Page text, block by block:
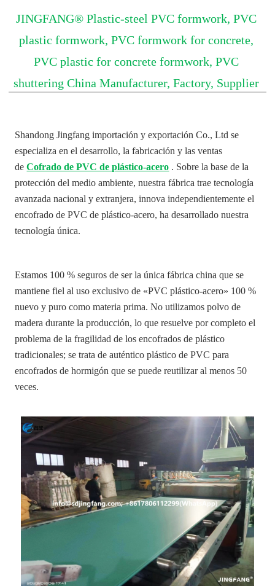
JINGFANG® Plastic-steel PVC formwork, PVC
plastic formwork, PVC formwork for concrete,
PVC plastic for concrete formwork, PVC
shuttering China Manufacturer, Factory, Supplier
Shandong Jingfang importación y exportación Co., Ltd se
especializa en el desarrollo, la fabricación y las ventas
deCofrado de PVC de plástico-acero . Sobre la base de la
protección del medio ambiente, nuestra fábrica trae tecnología
avanzada nacional y extranjera, innova independientemente el
encofrado de PVC de plástico-acero, ha desarrollado nuestra
tecnología única.
Estamos 100 % seguros de ser la única fábrica china que se
mantiene fiel al uso exclusivo de «PVC plástico-acero» 100 %
nuevo y puro como materia prima. No utilizamos polvo de
madera durante la producción, lo que resuelve por completo el
problema de la fragilidad de los encofrados de plástico
tradicionales; se trata de auténtico plástico de PVC para
encofrados de hormigón que se puede reutilizar al menos 50
veces.